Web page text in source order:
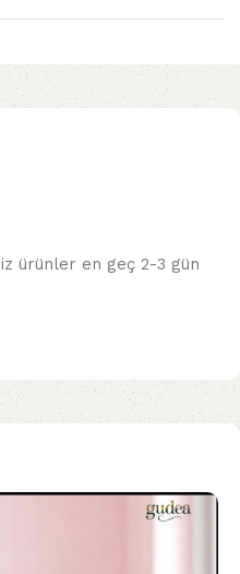
ürünler en geç 2-3 gün